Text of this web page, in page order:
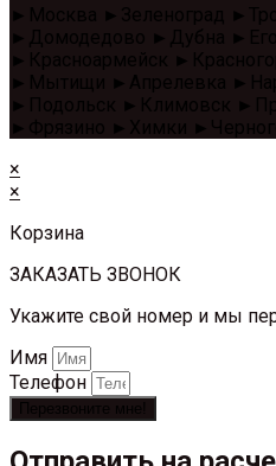
►Москва ►Зеленоград
►Домодедово ►Дубна
►Красноармейск
►Мытищи ►Апрелевка
►Подольск ►Климовск
►Фрязино ►Химки
×
×
Корзина
ЗАКАЗАТЬ ЗВОНОК
Укажите свой номер и мы
Имя
Телефон
Перезвоните мне!